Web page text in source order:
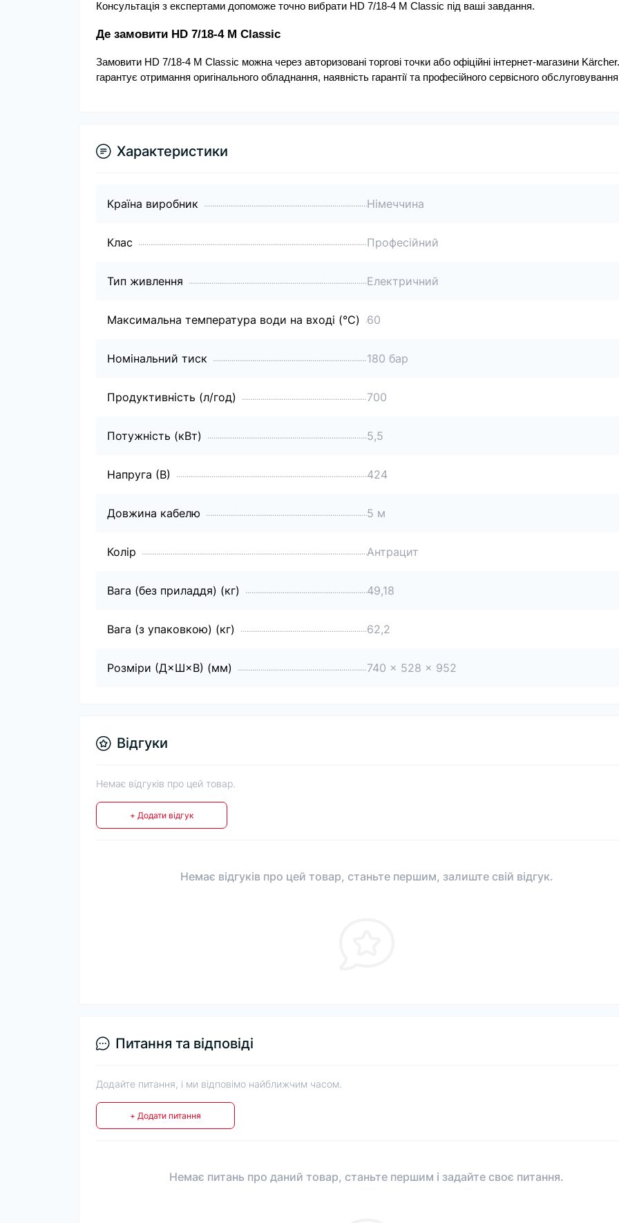
Консультація з експертами допоможе точно вибрати HD 7/18-4 M Classic під ваші завдання.
Де замовити HD 7/18-4 M Classic
Замовити HD 7/18-4 M Classic можна через авторизовані торгові точки або офіційні інтернет-магазини
гарантує отримання оригінального обладнання, наявність гарантії та професійного сервісного
Характеристики
Країна виробник Німеччина
Клас Професійний
Тип живлення Електричний
Максимальна температура води на вході (°C) 60
Номінальний тиск 180 бар
Продуктивність (л/год) 700
Потужність (кВт) 5,5
Напруга (В) 424
Довжина кабелю 5 м
Колір Антрацит
Вага (без приладдя) (кг) 49,18
Вага (з упаковкою) (кг) 62,2
Розміри (Д×Ш×В) (мм) 740 x 528 x 952
Відгуки
Немає відгуків про цей товар.
+ Додати відгук
Немає відгуків про цей товар, станьте першим, залиште свій відгук.
Питання та відповіді
Додайте питання, і ми відповімо найближчим часом.
+ Додати питання
Немає питань про даний товар, станьте першим і задайте своє питання.